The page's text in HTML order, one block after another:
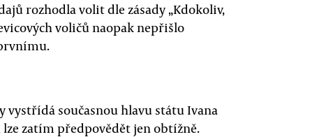
rozhodla volit dle zásady „Kdokoliv,
voličů naopak nepřišlo
vystřídá současnou hlavu státu Ivana
lze zatím předpovědět jen obtížně.